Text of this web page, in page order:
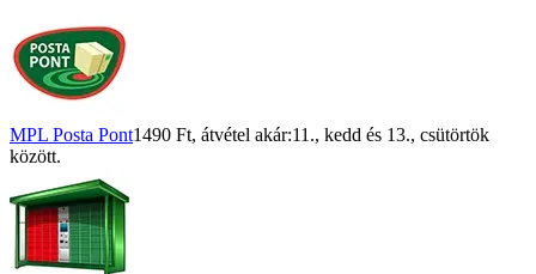
MPL Posta Pont1490 Ft, átvétel akár:11., kedd és 13., csütörtök
között.